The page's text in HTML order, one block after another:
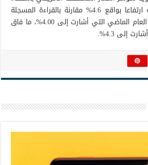
أسعار الغذاء والطاقة ارتفاعا بواقع 4.6% مقارنة بالقراءة المسجلة
في نفس الشهر من العام الماضي التي أشارت إلى 4.00%، ما فاق
إلى 4.3%.